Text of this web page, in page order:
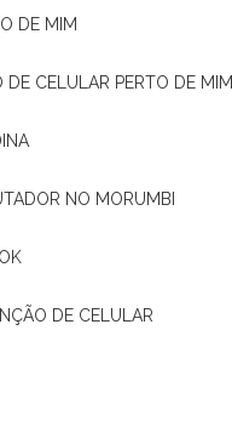
DE MIM
DE CELULAR PERTO DE MIM
NO MORUMBI
DE CELULAR